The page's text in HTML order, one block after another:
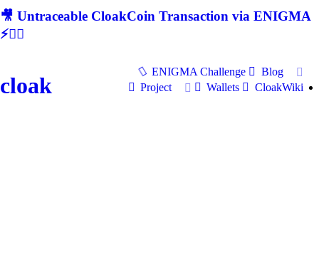
🎥 Untraceable CloakCoin Transaction via ENIGMA
⚡🕵‍♂
cloak
ENIGMA Challenge
Blog
Project
Wallets CloakWiki